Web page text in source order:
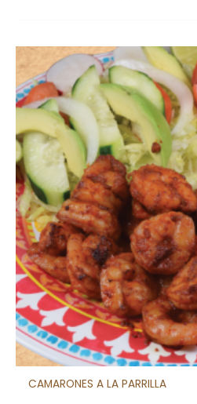
CAMARONES A LA PARRILLA